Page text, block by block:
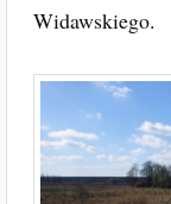
Widawskiego.